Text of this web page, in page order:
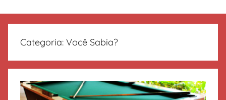
conteúdo
Categoria: Você Sabia?